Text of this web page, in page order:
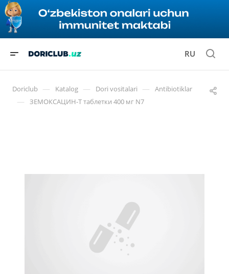
RU
Doriclub — Katalog — Dori vositalari — Antibiotiklar
— ЗЕМОКСАЦИН-Т таблетки 400 мг N7